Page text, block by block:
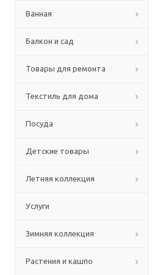
Ванная
Балкон и сад
Товары для ремонта
Текстиль для дома
Посуда
Детские товары
Летняя коллекция
Услуги
Зимняя коллекция
Растения и кашпо